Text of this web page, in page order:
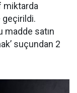
miktarda
madde satın
suçundan 2